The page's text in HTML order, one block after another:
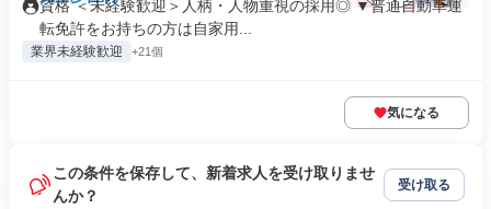
資格 ＜未経験歓迎＞人柄・人物重視の採用◎ ▼普通自動車運
転免許をお持ちの方は自家用...
業界未経験歓迎 +21個
気になる
この条件を保存して、新着求人を受け取りませ
んか？
受け取る